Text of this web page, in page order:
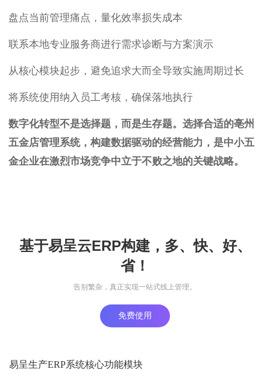
盘点当前管理痛点，量化效率损失成本
联系本地专业服务商进行需求诊断与方案演示
从核心模块起步，避免追求大而全导致实施周期过长
将系统使用纳入员工考核，确保落地执行
数字化转型不是选择题，而是生存题。选择合适的亳州
五金店管理系统，构建数据驱动的经营能力，是中小五
金企业在激烈市场竞争中立于不败之地的关键战略。
基于易呈云ERP构建，多、快、好、
省！
告别繁杂，真正实现一站式线上管理。
免费使用
易呈生产ERP系统核心功能模块